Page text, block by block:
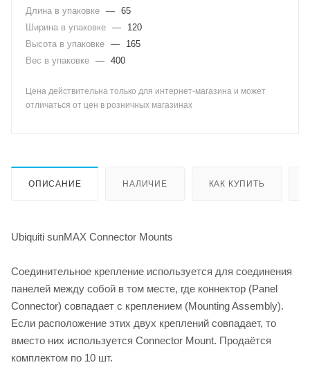
Длина в упаковке — 65
Ширина в упаковке —
120
Высота в упаковке —
165
Вес в упаковке — 400
Цена действительна только для интернет-магазина и может
отличаться от цен в розничных магазинах
ОПИСАНИЕ НАЛИЧИЕ КАК КУПИТЬ
Ubiquiti sunMAX Connector Mounts
Соединительное крепление используется для соединения
панелей между собой в том месте, где коннектор (Panel
Connector) совпадает с креплением (Mounting Assembly).
Если расположение этих двух креплений совпадает, то
вместо них используется Connector Mount. Продаётся
комплектом по 10 шт.